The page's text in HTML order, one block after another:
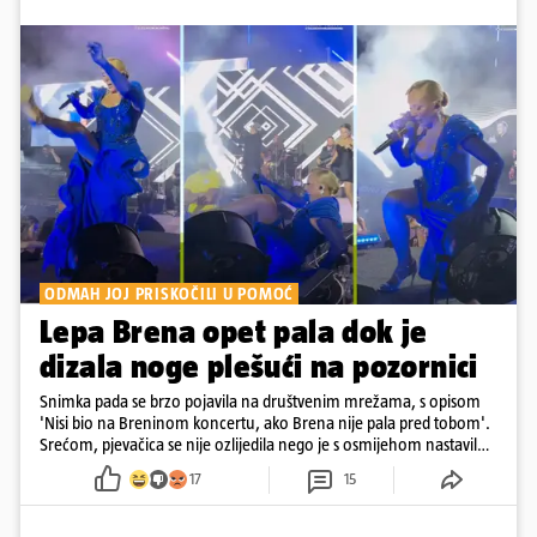
ODMAH JOJ PRISKOČILI U POMOĆ
Lepa Brena opet pala dok je
dizala noge plešući na pozornici
Snimka pada se brzo pojavila na društvenim mrežama, s opisom
'Nisi bio na Breninom koncertu, ako Brena nije pala pred tobom'.
Srećom, pjevačica se nije ozlijedila nego je s osmijehom nastavila
17 15